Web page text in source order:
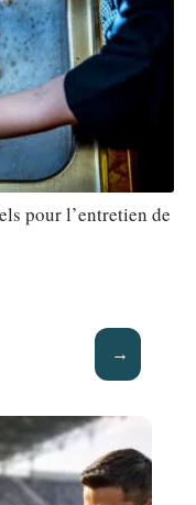
pour l’entretien de